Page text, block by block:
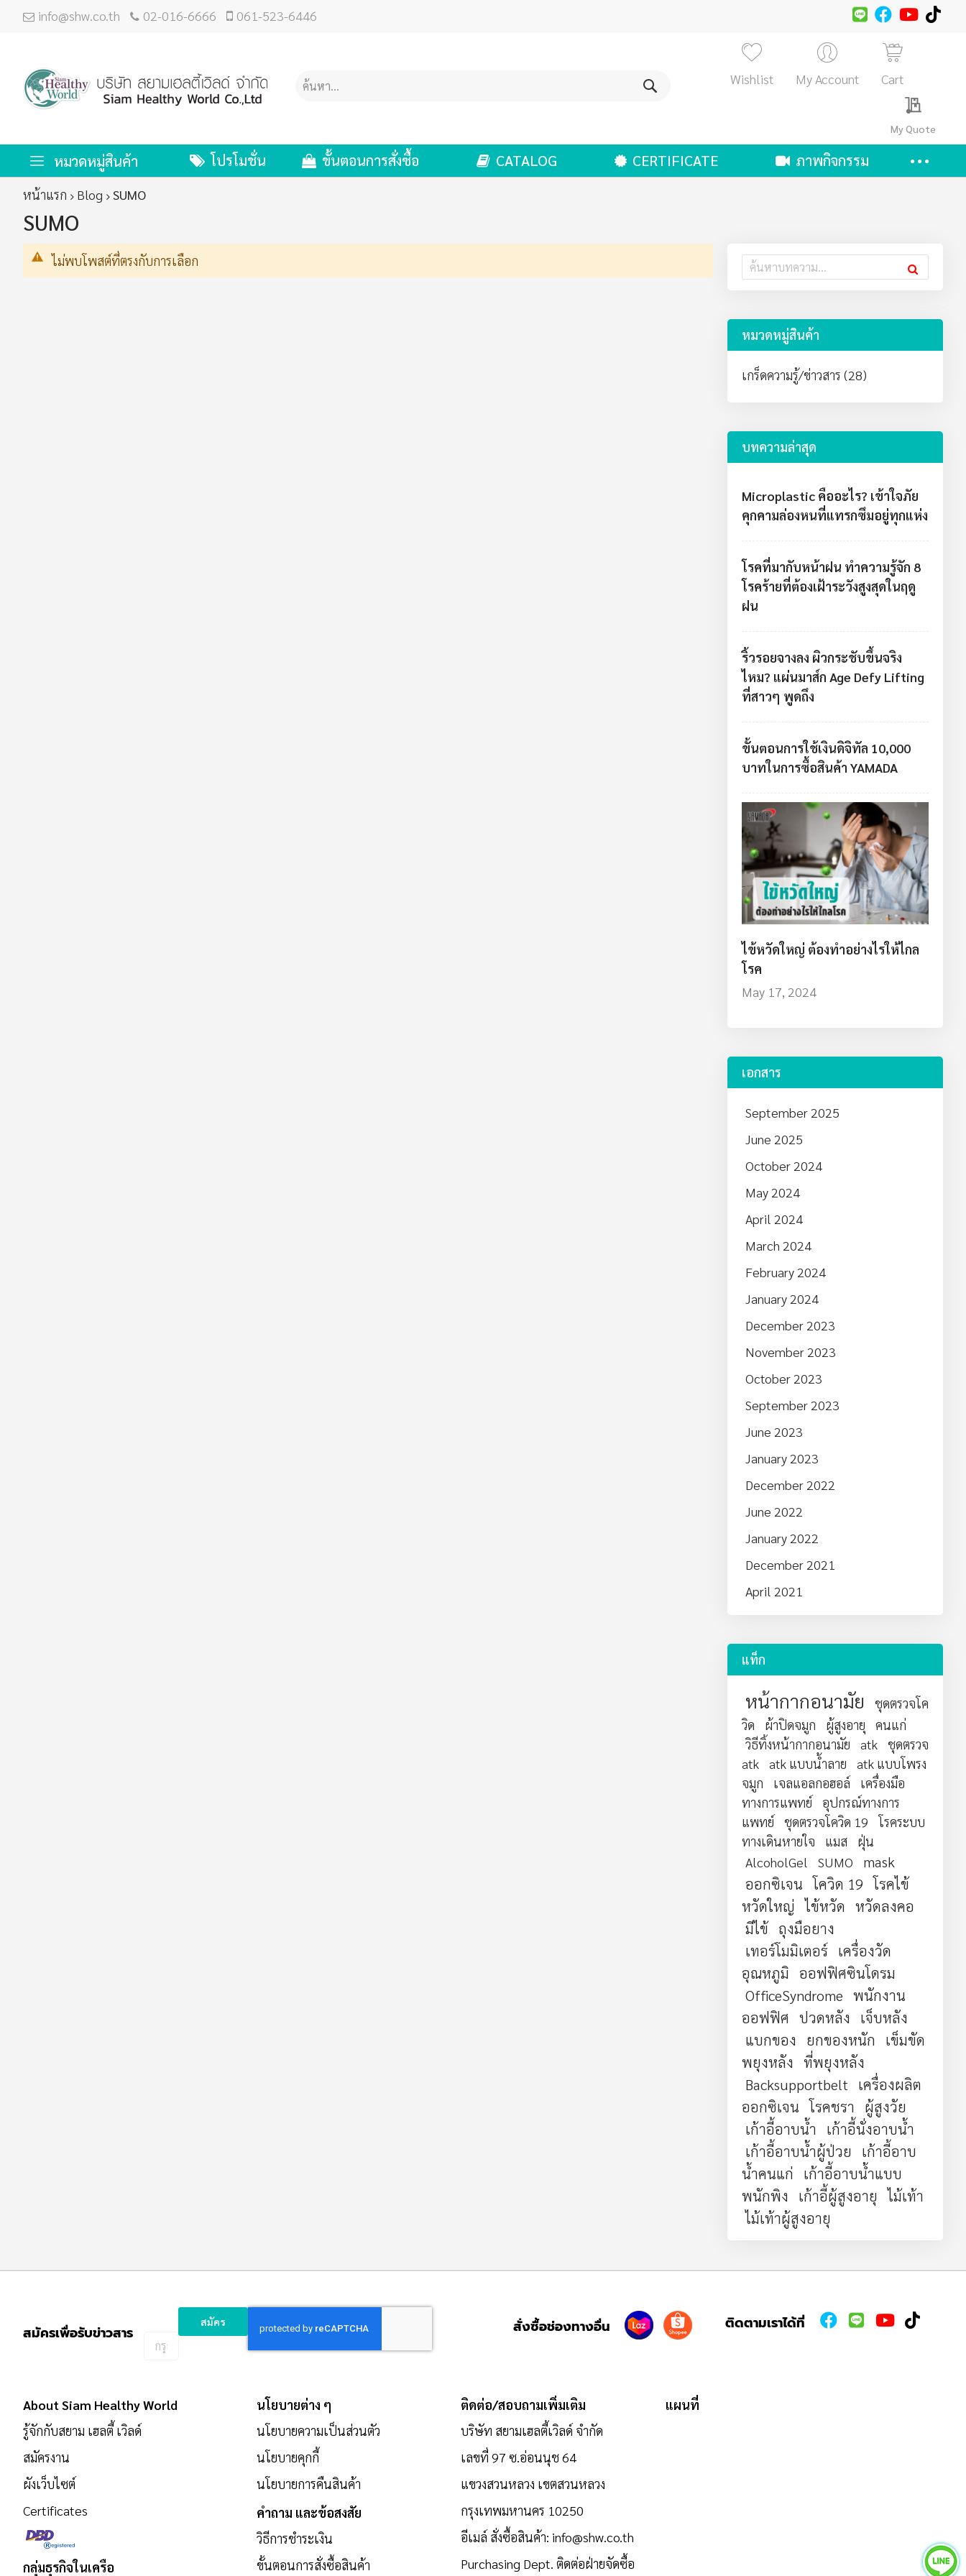
info@shw.co.th 02-016-6666 061-523-6446
My Quote
Wishlist My Account Cart
หมวดหมู่สินค้า โปรโมชั่น ขั้นตอนการสั่งซื้อ CATALOG CERTIFICATE ภาพกิจกรรม
หน้าแรก Blog SUMO
SUMO
ไม่พบโพสต์ที่ตรงกับการเลือก
หมวดหมู่สินค้า
เกร็ดความรู้/ข่าวสาร (28)
บทความล่าสุด
Microplastic คืออะไร? เข้าใจภัย
คุกคามล่องหนที่แทรกซึมอยู่ทุกแห่ง
โรคที่มากับหน้าฝน ทำความรู้จัก 8
โรคร้ายที่ต้องเฝ้าระวังสูงสุดในฤดู
ฝน
ริ้วรอยจางลง ผิวกระชับขึ้นจริง
ไหม? แผ่นมาส์ก Age Defy Lifting
ที่สาวๆ พูดถึง
ขั้นตอนการใช้เงินดิจิทัล 10,000
บาทในการซื้อสินค้า YAMADA
ไข้หวัดใหญ่ ต้องทำอย่างไรให้ไกล
โรค
May 17, 2024
เอกสาร
September 2025
June 2025
October 2024
May 2024
April 2024
March 2024
February 2024
January 2024
December 2023
November 2023
October 2023
September 2023
June 2023
January 2023
December 2022
June 2022
January 2022
December 2021
April 2021
แท็ก
หน้ากากอนามัย
ชุดตรวจโค
วิด
ผ้าปิดจมูก ผู้สูงอายุ
คนแก่
วิธีทิ้งหน้ากากอนามัย
atk
ชุดตรวจ
atk
atk แบบน้ำลาย
atk แบบโพรง
จมูก
เจลแอลกอฮอล์
เครื่องมือ
ทางการแพทย์
อุปกรณ์ทางการ
แพทย์
ชุดตรวจโควิด 19
โรคระบบ
ทางเดินหายใจ
แมส
ฝุ่น
AlcoholGel
SUMO
mask
ออกซิเจน โควิด 19 โรคไข้
หวัดใหญ่
ไข้หวัด
หวัดลงคอ
มีไข้ ถุงมือยาง
เทอร์โมมิเตอร์
เครื่องวัด
อุณหภูมิ ออฟฟิศซินโดรม
OfficeSyndrome พนักงาน
ออฟฟิศ ปวดหลัง
เจ็บหลัง
แบกของ
ยกของหนัก
เข็มขัด
พยุงหลัง
ที่พยุงหลัง
Backsupportbelt
เครื่องผลิต
ออกซิเจน โรคชรา
ผู้สูงวัย
เก้าอี้อาบน้ำ
เก้าอี้นั่งอาบน้ำ
เก้าอี้อาบน้ำผู้ป่วย
เก้าอี้อาบ
น้ำคนแก่
เก้าอี้อาบน้ำแบบ
พนักพิง
เก้าอี้ผู้สูงอายุ
ไม้เท้า
ไม้เท้าผู้สูงอายุ
สมัครเพื่อรับข่าวสาร
อีเมล
รับ
สมัคร สั่งซื้อช่องทางอื่น ติดตามเราได้ที่
About Siam Healthy World
รู้จักกับสยาม เฮลตี้ เวิลด์
สมัครงาน
ผังเว็บไซต์
Certificates
กลุ่มธุรกิจในเครือ
นโยบายต่าง ๆ
นโยบายความเป็นส่วนตัว
นโยบายคุกกี้
นโยบายการคืนสินค้า
คำถาม และข้อสงสัย
วิธีการชำระเงิน
ขั้นตอนการสั่งซื้อสินค้า
ติดต่อ/สอบถามเพิ่มเติม
บริษัท สยามเฮลตี้เวิลด์ จำกัด
เลขที่ 97 ซ.อ่อนนุช 64
แขวงสวนหลวง เขตสวนหลวง
กรุงเทพมหานคร 10250
อีเมล์ สั่งซื้อสินค้า: info@shw.co.th
Purchasing Dept. ติดต่อฝ่ายจัดซื้อ
แผนที่